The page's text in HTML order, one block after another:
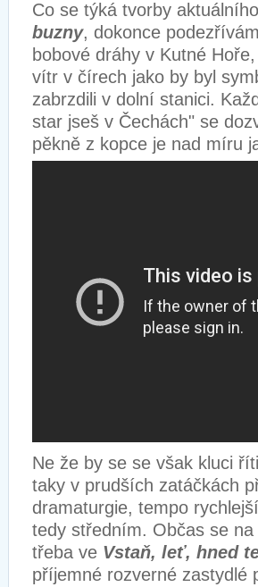
Co se týká tvorby
buzny, dokonce
bobové dráhy v Kutné
vítr v čírech jako by byl
zabrzdili v dolní stanici.
star jseš v Čechách" se
pěkně z kopce je nad míru
Ne že by se se však kluci
taky v prudších zatáčkách
dramaturgie, tempo
tedy středním. Občas se
třeba ve Vstaň, leť, hned
příjemné rozverné zastydlé